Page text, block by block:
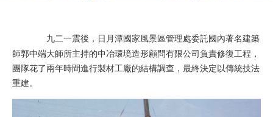
九二一震後，日月潭國家風景區管理處委託國內著名建築
師郭中端大師所主持的中冶環境造形顧問有限公司負責修復工程，
團隊花了兩年時間進行製材工廠的結構調查，最終決定以傳統技法
重建。